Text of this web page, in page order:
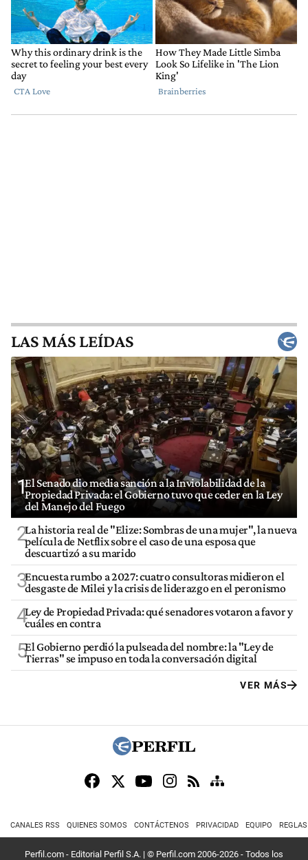
LAS MÁS LEÍDAS
1El Senado dio media sanción a la Inviolabilidad de la
Propiedad Privada: el Gobierno tuvo que ceder en la Ley
del Manejo del Fuego
2La historia real de "Elize: Sombras de una mujer", la nueva
película de Netflix sobre el caso de una esposa que
descuartizó a su marido
3Encuesta rumbo a 2027: cuatro consultoras midieron el
desgaste de Milei y la crisis de liderazgo en el peronismo
4Ley de Propiedad Privada: qué senadores votaron a favor y
cuáles en contra
5El Gobierno perdió la pulseada del nombre: la "Ley de
Tierras" se impuso en toda la conversación digital
VER MÁS
CANALES RSS QUIENES SOMOS CONTÁCTENOS PRIVACIDAD EQUIPO
Perfil.com - Editorial Perfil S.A. | © Perfil.com 2006-2026 - Todos los